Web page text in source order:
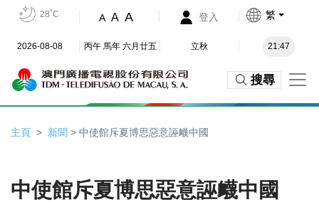
28˚C A A A 登入 繁
2026-08-08 丙午 馬年 六月廿五 立秋 21:47
搜尋
主頁 新聞 > 中使館斥夏博思惡意誣衊中國
中使館斥夏博思惡意誣衊中國